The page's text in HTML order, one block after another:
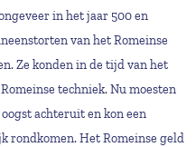
in het jaar 500 en
van het Romeinse
Ze konden in de tijd van het
techniek. Nu moesten
achteruit en kon een
rondkomen. Het Romeinse geld